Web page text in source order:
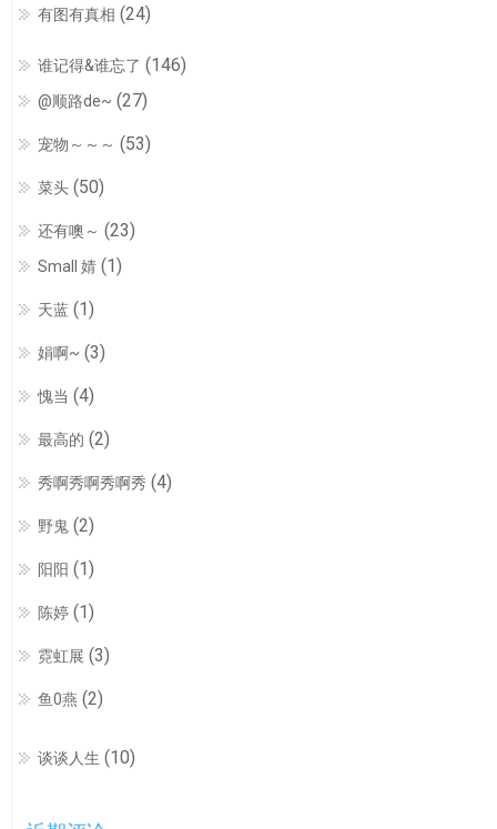
有图有真相 (24)
谁记得&谁忘了 (146)
@顺路de~ (27)
宠物～～～ (53)
菜头 (50)
还有噢～ (23)
Small 婧 (1)
天蓝 (1)
娟啊~ (3)
愧当 (4)
最高的 (2)
秀啊秀啊秀啊秀 (4)
野鬼 (2)
阳阳 (1)
陈婷 (1)
霓虹展 (3)
鱼0燕 (2)
谈谈人生 (10)